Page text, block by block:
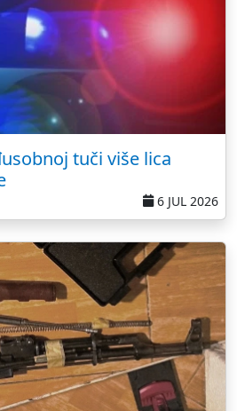
tuči više lica
6 JUL 2026